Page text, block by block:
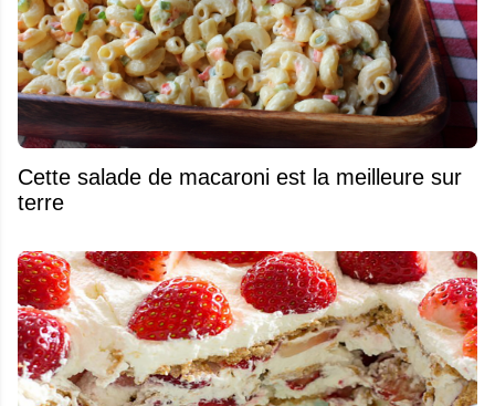
Cette salade de macaroni est la meilleure sur
terre